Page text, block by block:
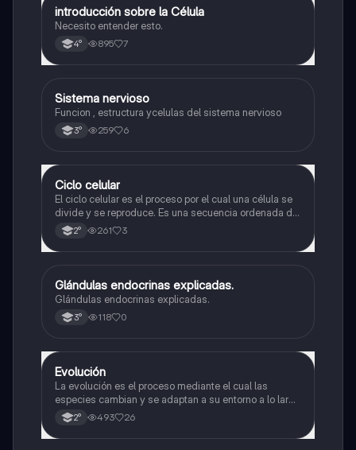
Biología
introducción sobre la Célula
Necesito entender esto.
4° 895 7
Biología
Sistema nervioso
Funcion , estructura ycelulas del sistema nervioso
3° 259 6
Biología
Ciclo celular
El ciclo celular es el proceso por el cual una célula se
divide y se reproduce. Es una secuencia ordenada de
eventos que permiten la replicación del material
genético y la formación de dos células hijas idénticas
2° 261 3
Biología
Glándulas endocrinas explicadas.
Glándulas endocrinas explicadas.
3° 118 0
Biología
Evolución
La evolución es el proceso mediante el cual las
especies cambian y se adaptan a su entorno a lo largo
del tiempo.
2° 493 26